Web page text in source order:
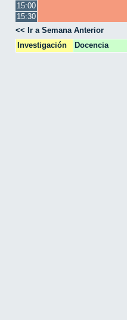
15:00
15:30
<< Ir a Semana Anterior
Investigación
Docencia